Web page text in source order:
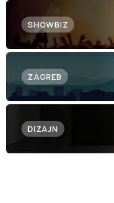
SHOWBIZ
ZAGREB
DIZAJN